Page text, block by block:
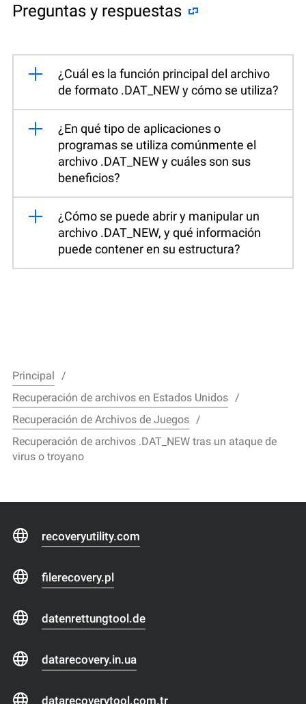
Preguntas y respuestas
¿Cuál es la función principal del archivo
de formato .DAT_NEW y cómo se utiliza?
¿En qué tipo de aplicaciones o
programas se utiliza comúnmente el
archivo .DAT_NEW y cuáles son sus
beneficios?
¿Cómo se puede abrir y manipular un
archivo .DAT_NEW, y qué información
puede contener en su estructura?
Principal
Recuperación de archivos en Estados Unidos
Recuperación de Archivos de Juegos
Recuperación de archivos .DAT_NEW tras un ataque de
virus o troyano
recoveryutility.com
filerecovery.pl
datenrettungtool.de
datarecovery.in.ua
datarecoverytool.com.tr